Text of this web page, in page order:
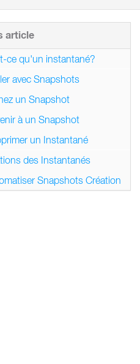
article
ce qu'un instantané?
avec Snapshots
un Snapshot
à un Snapshot
un Instantané
des Instantanés
Snapshots Création